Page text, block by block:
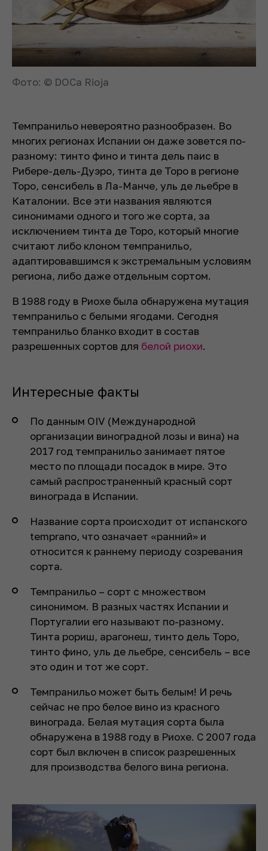
Фото: © DOCa Rioja
Темпранильо невероятно разнообразен. Во
многих регионах Испании он даже зовется по-
разному: тинто фино и тинта дель паис в
Рибере-дель-Дуэро, тинта де Торо в регионе
Торо, сенсибель в Ла-Манче, уль де льебре в
Каталонии. Все эти названия являются
синонимами одного и того же сорта, за
исключением тинта де Торо, который многие
считают либо клоном темпранильо,
адаптировавшимся к экстремальным условиям
региона, либо даже отдельным сортом.
В 1988 году в Риохе была обнаружена мутация
темпранильо с белыми ягодами. Сегодня
темпранильо бланко входит в состав
разрешенных сортов для белой риохи.
Интересные факты
По данным OIV (Международной
организации виноградной лозы и вина) на
2017 год темпранильо занимает пятое
место по площади посадок в мире. Это
самый распространенный красный сорт
винограда в Испании.
Название сорта происходит от испанского
temprano, что означает «ранний» и
относится к раннему периоду созревания
сорта.
Темпранильо – сорт с множеством
синонимом. В разных частях Испании и
Португалии его называют по-разному.
Тинта рориш, арагонеш, тинто дель Торо,
тинто фино, уль де льебре, сенсибель – все
это один и тот же сорт.
Темпранильо может быть белым! И речь
сейчас не про белое вино из красного
винограда. Белая мутация сорта была
обнаружена в 1988 году в Риохе. С 2007 года
сорт был включен в список разрешенных
для производства белого вина региона.